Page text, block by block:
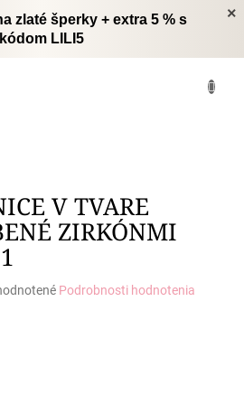
×
zlaté šperky + extra 5 % s
kódom LILI5
V TVARE
ZIRKÓNMI
Podrobnosti hodnotenia